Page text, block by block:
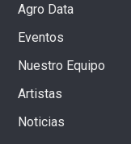
Agro Data
Eventos
Nuestro Equipo
Artistas
Noticias